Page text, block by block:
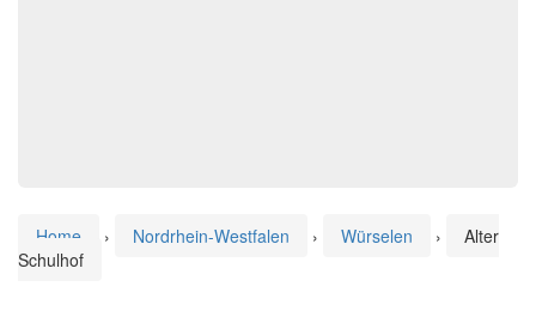
Home › Nordrhein-Westfalen › Würselen ›
Alter
Schulhof